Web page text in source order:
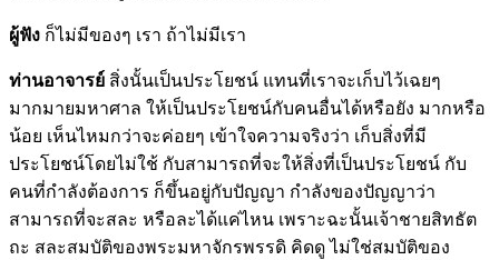
ผู้ฟัง ก็ไม่มีของๆ เรา ถ้าไม่มีเรา
ท่านอาจารย์ สิ่งนั้นเป็นประโยชน์ แทนที่เราจะเก็บไว้เฉยๆ
มากมายมหาศาล ให้เป็นประโยชน์กับคนอื่นได้หรือยัง มากหรือ
น้อย เห็นไหมกว่าจะค่อยๆ เข้าใจความจริงว่า เก็บสิ่งที่มี
ประโยชน์โดยไม่ใช้ กับสามารถที่จะให้สิ่งที่เป็นประโยชน์ กับ
คนที่กำลังต้องการ ก็ขึ้นอยู่กับปัญญา กำลังของปัญญาว่า
สามารถที่จะสละ หรือละได้แค่ไหน เพราะฉะนั้นเจ้าชายสิทธัต
ถะ สละสมบัติของพระมหาจักรพรรดิ คิดดู ไม่ใช่สมบัติของ